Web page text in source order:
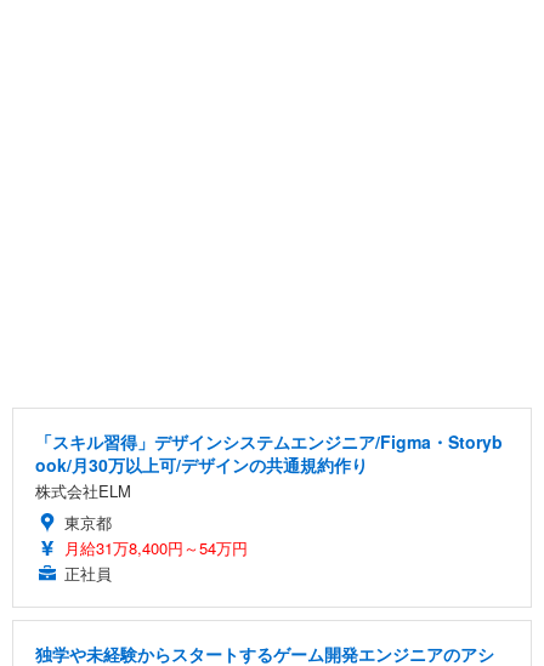
「スキル習得」デザインシステムエンジニア/Figma・Storyb
ook/月30万以上可/デザインの共通規約作り
株式会社ELM
東京都
月給31万8,400円～54万円
正社員
独学や未経験からスタートするゲーム開発エンジニアのアシ